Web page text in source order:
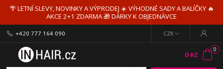
🌴 LETNÍ SLEVY, NOVINKY A VÝPRODEJ ☀️ VÝHODNÉ SADY A BALÍČKY 🔥
AKCE 2+1 ZDARMA 🎁 DÁRKY K OBJEDNÁVCE
CZK
+420 777 164 090
0
0 Kč